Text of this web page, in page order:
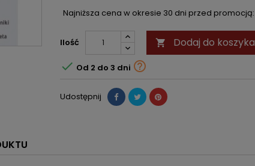
Najniższa cena w okresie 30 dni przed promocją:
Ilość  Dodaj do koszyka
 Od 2 do 3 dni 
Udostępnij